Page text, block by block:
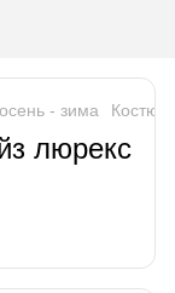
- зима
люрекс